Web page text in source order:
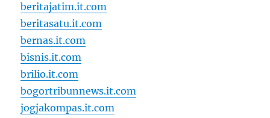
beritajatim.it.com
beritasatu.it.com
bernas.it.com
bisnis.it.com
brilio.it.com
bogortribunnews.it.com
jogjakompas.it.com